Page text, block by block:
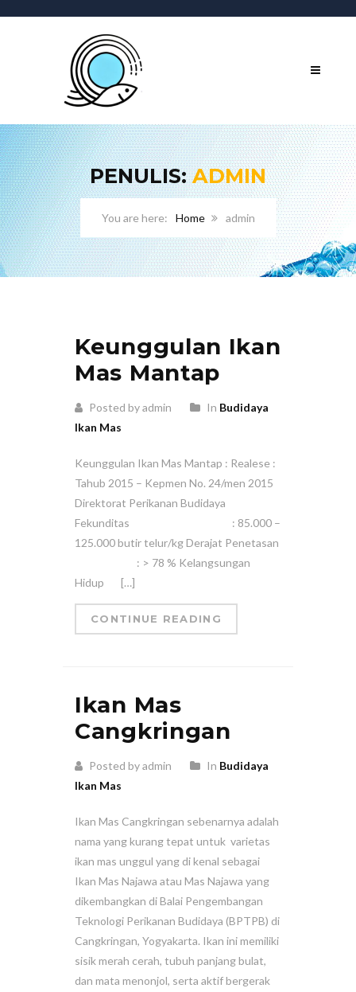
PENULIS:ADMIN
Home admin
Keunggulan Ikan
Mas Mantap
Posted by admin In Budidaya
Ikan Mas
Keunggulan Ikan Mas Mantap : Realese :
Tahub 2015 – Kepmen No. 24/men 2015
Direktorat Perikanan Budidaya
Fekunditas : 85.000 –
125.000 butir telur/kg Derajat Penetasan
: > 78 % Kelangsungan
Hidup […]
CONTINUE READING
Ikan Mas
Cangkringan
Posted by admin In Budidaya
Ikan Mas
Ikan Mas Cangkringan sebenarnya adalah
nama yang kurang tepat untuk varietas
ikan mas unggul yang di kenal sebagai
Ikan Mas Najawa atau Mas Najawa yang
dikembangkan di Balai Pengembangan
Teknologi Perikanan Budidaya (BPTPB) di
Cangkringan, Yogyakarta. Ikan ini memiliki
sisik merah cerah, tubuh panjang bulat,
dan mata menonjol, serta aktif bergerak